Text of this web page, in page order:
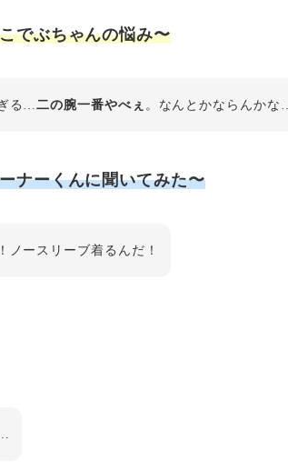
でぶちゃんの悩み〜
る…二の腕一番やべぇ 。なんとかならんかな…
ナーくんに聞いてみた〜
ノースリーブ着るんだ！